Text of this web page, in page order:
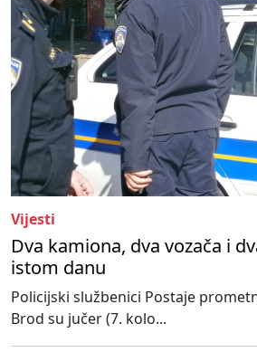
Vijesti
Dva kamiona, dva vozača i
istom danu
Policijski službenici Postaje
Brod su jučer (7. kolo...